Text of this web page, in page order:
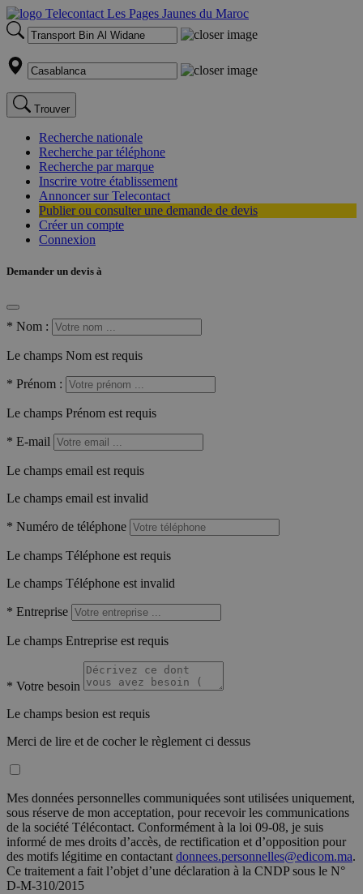
Trouver
Recherche nationale
Recherche par téléphone
Recherche par marque
Inscrire votre établissement
Annoncer sur Telecontact
Publier ou consulter une demande de devis
Créer un compte
Connexion
Demander un devis à
* Nom :
Le champs Nom est requis
* Prénom :
Le champs Prénom est requis
* E-mail
Le champs email est requis
Le champs email est invalid
* Numéro de téléphone
Le champs Téléphone est requis
Le champs Téléphone est invalid
* Entreprise
Le champs Entreprise est requis
* Votre besoin
Le champs besion est requis
Merci de lire et de cocher le règlement ci dessus
Mes données personnelles communiquées sont utilisées uniquement,
sous réserve de mon acceptation, pour recevoir les communications
de la société Télécontact. Conformément à la loi 09-08, je suis
informé de mes droits d’accès, de rectification et d’opposition pour
des motifs légitime en contactant donnees.personnelles@edicom.ma.
Ce traitement a fait l’objet d’une déclaration à la CNDP sous le N°
D-M-310/2015